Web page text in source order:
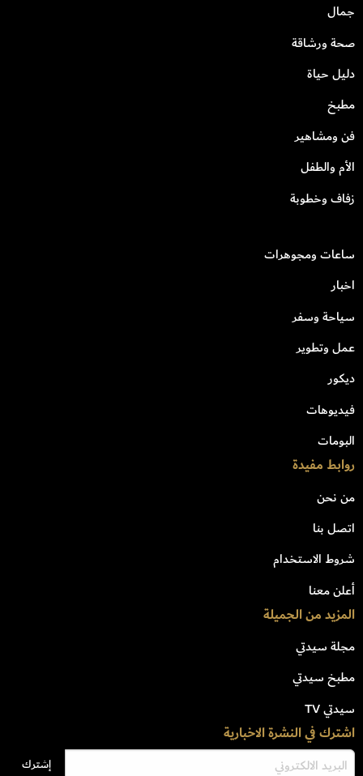
جمال
صحة ورشاقة
دليل حياة
مطبخ
فن ومشاهير
الأم والطفل
زفاف وخطوبة
ساعات ومجوهرات
اخبار
سياحة وسفر
عمل وتطوير
ديكور
فيديوهات
البومات
روابط مفيدة
من نحن
اتصل بنا
شروط الاستخدام
أعلن معنا
المزيد من الجميلة
مجلة سيدتي
مطبخ سيدتي
سيدتي TV
اشترك في النشرة الاخبارية